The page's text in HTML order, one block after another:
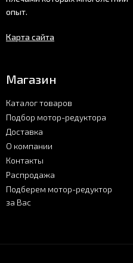
опыт.
Карта сайта
Магазин
Каталог товаров
Подбор мотор-редуктора
Доставка
О компании
Контакты
Распродажа
Подберем мотор-редуктор
за Вас